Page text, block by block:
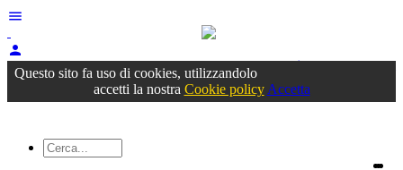
menu
person
Accedioppure registrati
Questo sito fa uso di cookies, utilizzandolo
accetti la nostra Cookie policy Accetta